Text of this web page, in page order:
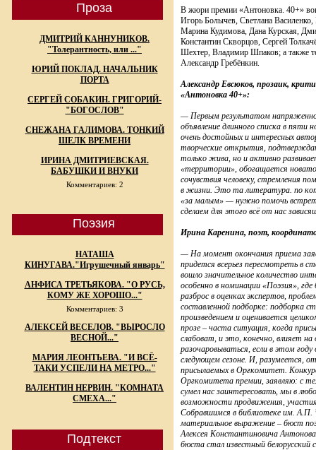
Проза
ДМИТРИЙ КАННУНИКОВ.
"Толерантность, или ..."
ЮРИЙ ПОКЛАД. НАЧАЛЬНИК
ПОРТА
СЕРГЕЙ СОБАКИН. ГРИГОРИЙ-
"БОГОСЛОВ"
СНЕЖАНА ГАЛИМОВА. ТОНКИЙ
ШЕЛК ВРЕМЕНИ
ИРИНА ДМИТРИЕВСКАЯ.
БАБУШКИ И ВНУКИ
Комментариев: 2
Поэзия
НАТАША
КИНУГАВА."Игрушечный январь"
АНФИСА ТРЕТЬЯКОВА. "О РУСЬ,
КОМУ ЖЕ ХОРОШО..."
Комментариев: 3
АЛЕКСЕЙ ВЕСЕЛОВ. "ВЫРОСЛО
ВЕСНОЙ..."
МАРИЯ ЛЕОНТЬЕВА. "И ВСЁ-
ТАКИ УСПЕЛИ НА МЕТРО..."
ВАЛЕНТИН НЕРВИН. "КОМНАТА
СМЕХА..."
Подтекст
В жюри премии «Антоновка. 40+»
Игорь Болычев, Светлана
Марина Кудимова, Дана Курская,
Константин Скворцов, Сергей
Шехтер, Владимир Шпаков; а также
Александр Гребёнкин.
Александр Евсюков, прозаик,
«Антоновка 40+»:
— Первым результатом
объявление длинного списка в
очень достойных и интересных
творческие открытия,
только жива, но и активно
«территории», обогащается
сочувствия человеку, стремления
в жизни. Это та литература. по
«за малым» — нужно помочь
сделаем для этого всё от нас
Ирина Каренина, поэт,
— На момент окончания приема
придется всерьез пересмотреть в
вошло значительное количество
особенно в номинации «Поэзия»,
разброс в оценках экспертов,
составленной подборке: подборка
произведением и оценивается
прозе – часта ситуация, когда
слабоват, и это, конечно, влияет
разочаровываться, если в этом
следующем сезоне. И, разумеется,
присылаемых в Оргкомитет.
Оргкомитета премии, заявляю: с
сумел нас заинтересовать, мы в
возможности продвижения,
Собравшимся в библиотеке им. А.П.
материальное выражение – бюст
Алексея Константиновича
бюста стал известный белорусский